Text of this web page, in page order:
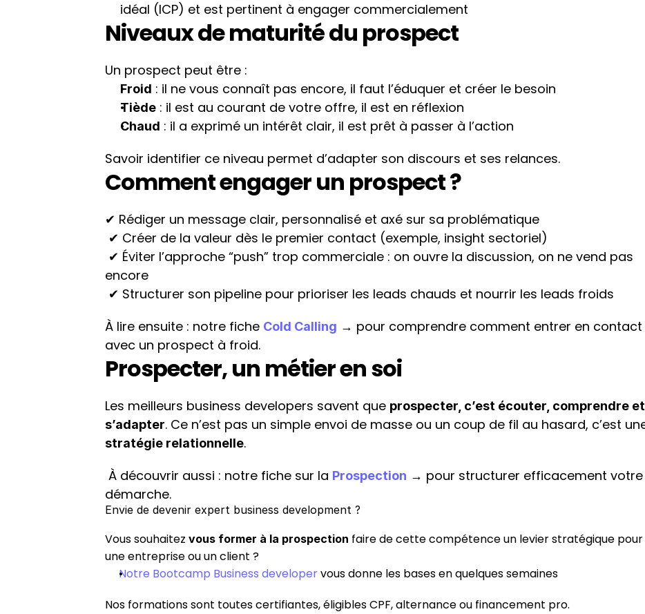
idéal (ICP) et est pertinent à engager commercialement
Niveaux de maturité du prospect
Un prospect peut être :
Froid : il ne vous connaît pas encore, il faut l’éduquer et créer le besoin
Tiède : il est au courant de votre offre, il est en réflexion
Chaud : il a exprimé un intérêt clair, il est prêt à passer à l’action
Savoir identifier ce niveau permet d’adapter son discours et ses relances.
Comment engager un prospect ?
✔ Rédiger un message clair, personnalisé et axé sur sa problématique
✔ Créer de la valeur dès le premier contact (exemple, insight sectoriel)
encore
✔ Structurer son pipeline pour prioriser les leads chauds et nourrir les leads froids
À lire ensuite : notre fiche Cold Calling → pour comprendre comment entrer en contact
avec un prospect à froid.
Prospecter, un métier en soi
Les meilleurs business developers savent que prospecter, c’est écouter, comprendre et
s’adapter
stratégie relationnelle.
À découvrir aussi : notre fiche sur la Prospection → pour structurer efficacement votre
démarche.
Envie de devenir expert business development ?
Vous souhaitez vous former à la prospection faire de cette compétence un levier stratégique pour
une entreprise ou un client ?
Notre Bootcamp Business developer vous donne les bases en quelques semaines
Nos formations sont toutes certifiantes, éligibles CPF, alternance ou financement pro.